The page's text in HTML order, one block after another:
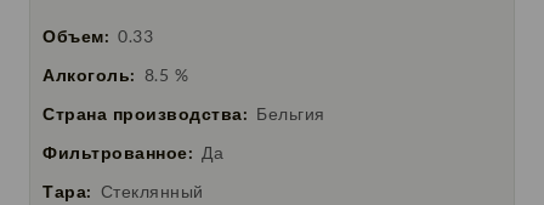
Объем: 0.33
Алкоголь: 8.5 %
Страна производства: Бельгия
Фильтрованное: Да
Тара: Стеклянный